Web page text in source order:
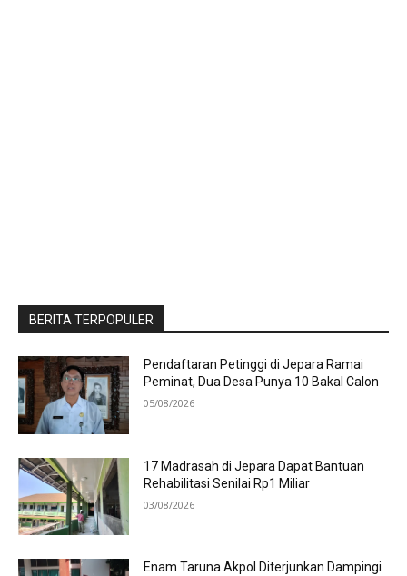
BERITA TERPOPULER
Pendaftaran Petinggi di Jepara Ramai
Peminat, Dua Desa Punya 10 Bakal Calon
05/08/2026
17 Madrasah di Jepara Dapat Bantuan
Rehabilitasi Senilai Rp1 Miliar
03/08/2026
Enam Taruna Akpol Diterjunkan Dampingi